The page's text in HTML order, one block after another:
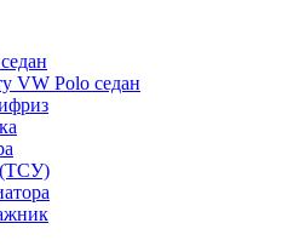
VW Polo седан
(ТСУ)